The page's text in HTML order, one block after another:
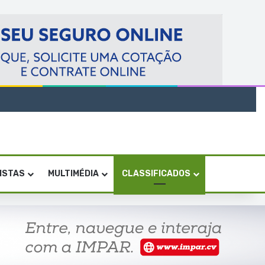
MULTIMÉDIA CLASSIFICADOS